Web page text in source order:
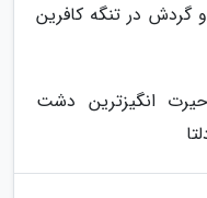
و گردش در تنگه کافرین
انگیزترین دشت